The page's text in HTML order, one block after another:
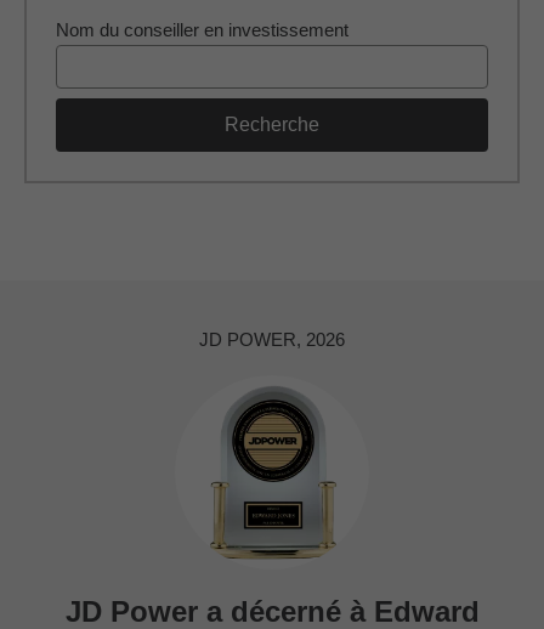
Nom du conseiller en investissement
Recherche
JD POWER, 2026
JD Power a décerné à Edward